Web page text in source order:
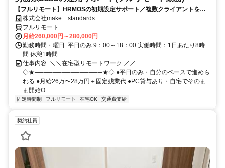
【フルリモート】HRMOSの初期設定サポート／複数クライアントを同
時進行／業務経験無しでもOK
株式会社make standards
フルリモート
月給260,000円～280,000円
勤務時間・曜日: 平日のみ 9：00～18：00 実働時間：1日あたり8時
間 休憩1時間
仕事内容: ＼＼在宅型リモートワーク ／／
◇★───────────────★◇ ●平日のみ・自分のペースで進めら
れる ●月給26万〜28万円＋固定残業代 ●PC貸与あり・自宅でそのま
ま開始O...
固定時間制 フルリモート 在宅OK 交通費支給
契約社員